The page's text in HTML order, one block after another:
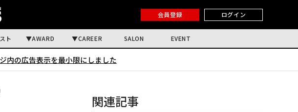
会員登録 ログイン
ト AWARD CAREER SALON EVENT
内の広告表示を最小限にしました
関連記事